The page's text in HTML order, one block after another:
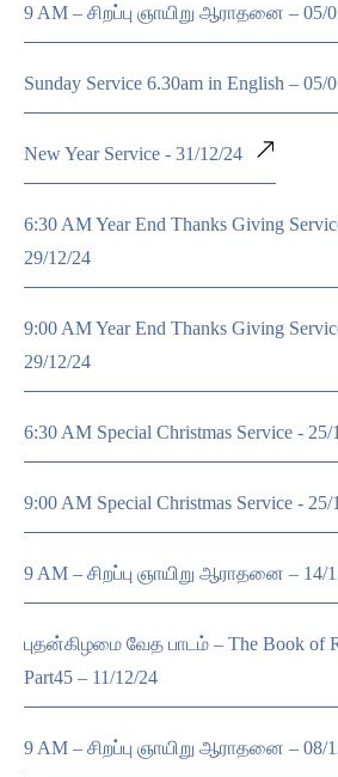
9 AM – சிறப்பு ஞாயிறு ஆராதனை – 05/
Sunday Service 6.30am in English – 05/
New Year Service - 31/12/24
6:30 AM Year End Thanks Giving
29/12/24
9:00 AM Year End Thanks Giving
29/12/24
6:30 AM Special Christmas Service - 25/
9:00 AM Special Christmas Service - 25/
9 AM – சிறப்பு ஞாயிறு ஆராதனை – 14/
புதன்கிழமை வேத பாடம் – The Book of
Part45 – 11/12/24
9 AM – சிறப்பு ஞாயிறு ஆராதனை – 08/